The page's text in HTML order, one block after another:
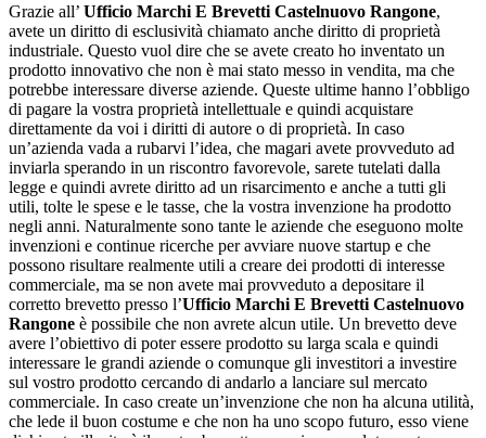
Grazie all’ Ufficio Marchi E Brevetti Castelnuovo Rangone,
avete un diritto di esclusività chiamato anche diritto di proprietà
industriale. Questo vuol dire che se avete creato ho inventato un
prodotto innovativo che non è mai stato messo in vendita, ma che
potrebbe interessare diverse aziende. Queste ultime hanno l’obbligo
di pagare la vostra proprietà intellettuale e quindi acquistare
direttamente da voi i diritti di autore o di proprietà. In caso
un’azienda vada a rubarvi l’idea, che magari avete provveduto ad
inviarla sperando in un riscontro favorevole, sarete tutelati dalla
legge e quindi avrete diritto ad un risarcimento e anche a tutti gli
utili, tolte le spese e le tasse, che la vostra invenzione ha prodotto
negli anni. Naturalmente sono tante le aziende che eseguono molte
invenzioni e continue ricerche per avviare nuove startup e che
possono risultare realmente utili a creare dei prodotti di interesse
commerciale, ma se non avete mai provveduto a depositare il
corretto brevetto presso l’Ufficio Marchi E Brevetti Castelnuovo
Rangone è possibile che non avrete alcun utile. Un brevetto deve
avere l’obiettivo di poter essere prodotto su larga scala e quindi
interessare le grandi aziende o comunque gli investitori a investire
sul vostro prodotto cercando di andarlo a lanciare sul mercato
commerciale. In caso create un’invenzione che non ha alcuna utilità,
che lede il buon costume e che non ha uno scopo futuro, esso viene